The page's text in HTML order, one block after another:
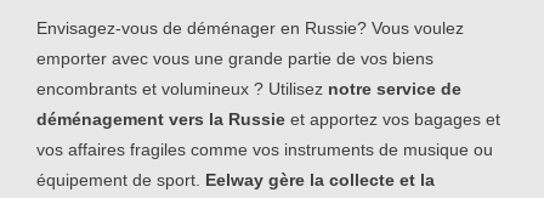
Envisagez-vous de déménager en Russie? Vous voulez
emporter avec vous une grande partie de vos biens
encombrants et volumineux ? Utilisez notre service de
déménagement vers la Russie et apportez vos bagages et
vos affaires fragiles comme vos instruments de musique ou
équipement de sport. Eelway gère la collecte et la